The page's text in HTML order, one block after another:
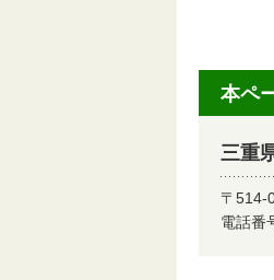
本ペ
三重
〒
電話番